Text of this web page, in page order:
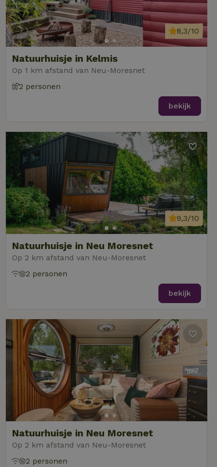
Natuurhuisje in Kelmis
Op 1 km afstand van Neu-Moresnet
8,3/10
2 personen
bekijk
Natuurhuisje in Neu Moresnet
Op 2 km afstand van Neu-Moresnet
9,3/10
2 personen
bekijk
Natuurhuisje in Neu Moresnet
Op 2 km afstand van Neu-Moresnet
2 personen